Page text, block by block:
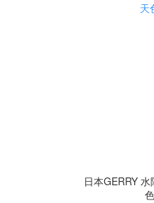
日本GERRY